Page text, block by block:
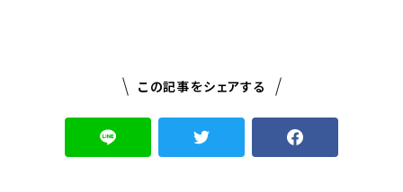
この記事をシェアする